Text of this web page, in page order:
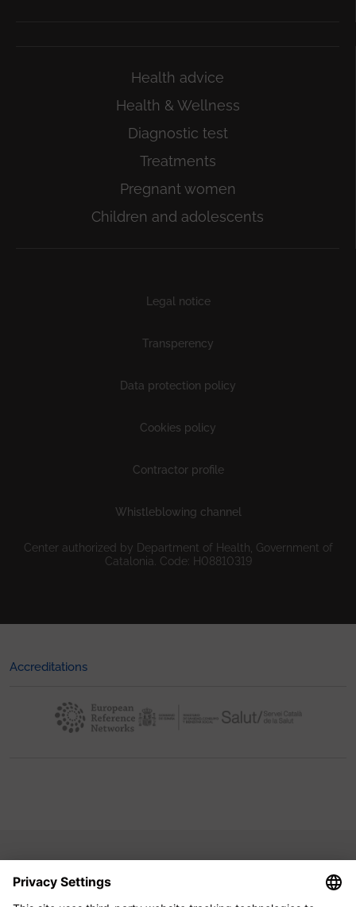
Health advice
Health & Wellness
Diagnostic test
Treatments
Pregnant women
Children and adolescents
Legal notice
Transperency
Data protection policy
Cookies policy
Contractor profile
Whistleblowing channel
Center authorized by Department of Health, Government of
Catalonia. Code: H08810319
Accreditations